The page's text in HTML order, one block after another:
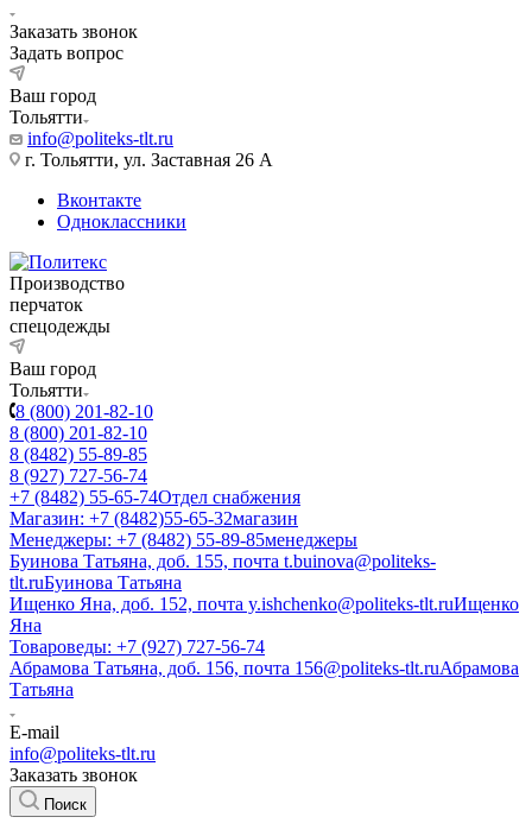
Заказать звонок
Задать вопрос
Ваш город
Тольятти
info@politeks-tlt.ru
г. Тольятти, ул. Заставная 26 А
Вконтакте
Одноклассники
Производство
перчаток
спецодежды
Ваш город
Тольятти
8 (800) 201-82-10
8 (800) 201-82-10
8 (8482) 55-89-85
8 (927) 727-56-74
+7 (8482) 55-65-74Отдел снабжения
Магазин: +7 (8482)55-65-32магазин
Менеджеры: +7 (8482) 55-89-85менеджеры
Буинова Татьяна, доб. 155, почта t.buinova@politeks-
tlt.ruБуинова Татьяна
Ищенко Яна, доб. 152, почта y.ishchenko@politeks-tlt.ruИщенко
Яна
Товароведы: +7 (927) 727-56-74
Абрамова Татьяна, доб. 156, почта 156@politeks-tlt.ruАбрамова
Татьяна
E-mail
info@politeks-tlt.ru
Заказать звонок
Поиск